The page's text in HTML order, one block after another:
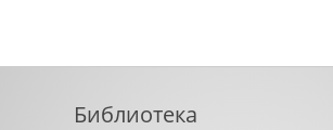
Библиотека